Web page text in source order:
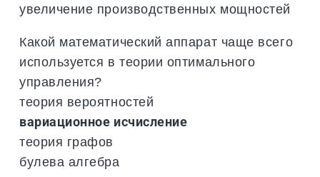
увеличение производственных мощностей
Какой математический аппарат чаще всего
используется в теории оптимального
управления?
теория вероятностей
вариационное исчисление
теория графов
булева алгебра